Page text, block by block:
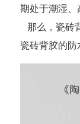
期处于潮湿、
那么，瓷砖
瓷砖背胶的防